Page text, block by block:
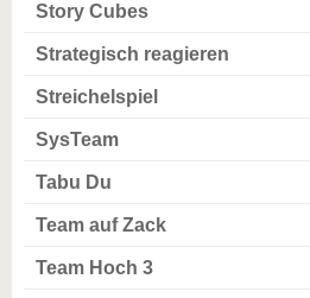
Story Cubes
Strategisch reagieren
Streichelspiel
SysTeam
Tabu Du
Team auf Zack
Team Hoch 3